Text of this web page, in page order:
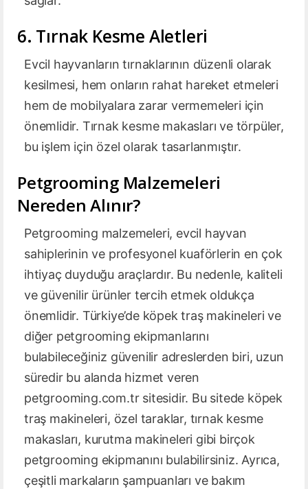
6. Tırnak Kesme Aletleri
Evcil hayvanların tırnaklarının düzenli olarak
kesilmesi, hem onların rahat hareket etmeleri
hem de mobilyalara zarar vermemeleri için
önemlidir. Tırnak kesme makasları ve törpüler,
bu işlem için özel olarak tasarlanmıştır.
Petgrooming Malzemeleri
Nereden Alınır?
Petgrooming malzemeleri, evcil hayvan
sahiplerinin ve profesyonel kuaförlerin en çok
ihtiyaç duyduğu araçlardır. Bu nedenle, kaliteli
ve güvenilir ürünler tercih etmek oldukça
önemlidir. Türkiye’de köpek traş makineleri ve
diğer petgrooming ekipmanlarını
bulabileceğiniz güvenilir adreslerden biri, uzun
süredir bu alanda hizmet veren
petgrooming.com.tr sitesidir. Bu sitede köpek
traş makineleri, özel taraklar, tırnak kesme
makasları, kurutma makineleri gibi birçok
petgrooming ekipmanını bulabilirsiniz. Ayrıca,
çeşitli markaların şampuanları ve bakım